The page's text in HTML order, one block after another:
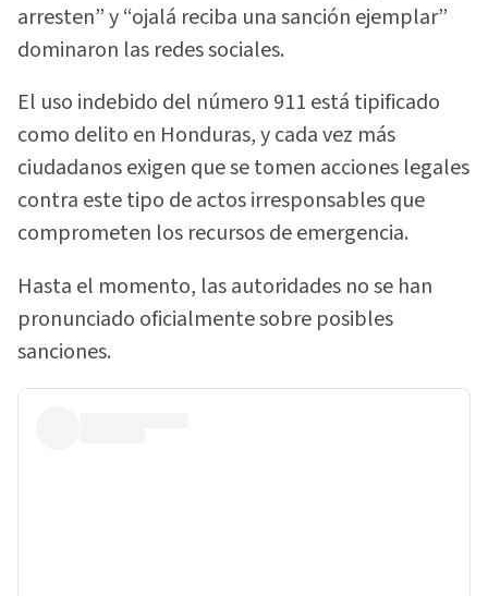
arresten” y “ojalá reciba una sanción ejemplar”
dominaron las redes sociales.
El uso indebido del número 911 está tipificado
como delito en Honduras, y cada vez más
ciudadanos exigen que se tomen acciones legales
contra este tipo de actos irresponsables que
comprometen los recursos de emergencia.
Hasta el momento, las autoridades no se han
pronunciado oficialmente sobre posibles
sanciones.